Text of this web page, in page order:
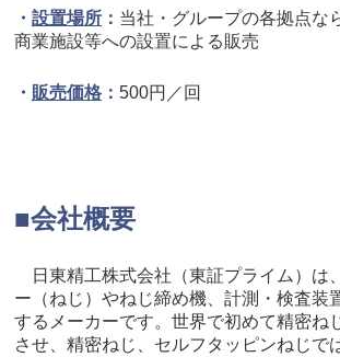
・ 設置場所 ： 当社・グループの各拠点な
商業施設等への設置による販売
・ 販売価格 ： 500円／回
■会社概要
日東精工株式会社（東証プライム）は
ー（ねじ）やねじ締め機、計測・検査装
するメーカーです。世界で初めて精密ね
させ、精密ねじ、セルフタッピンねじで